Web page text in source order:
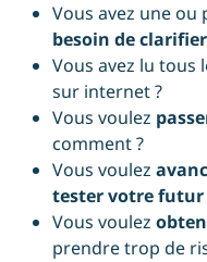
Vous avez une ou
besoin de clarifier
Vous avez lu tous
sur internet ?
Vous voulez
comment ?
Vous voulez
tester votre futur
Vous voulez
prendre trop de